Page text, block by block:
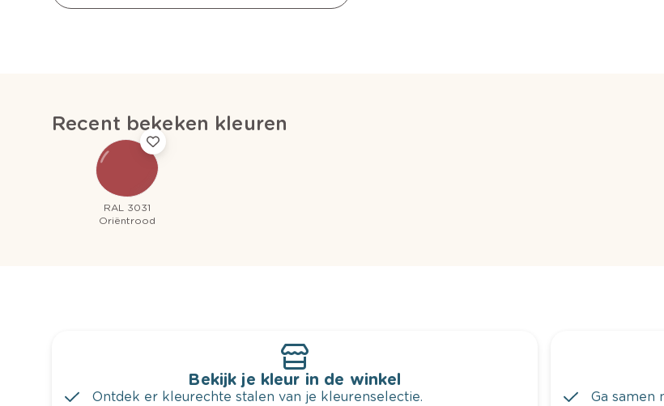
Recent bekeken kleuren
RAL 3031
Oriëntrood
Bekijk je kleur in de winkel
Ontdek er kleurechte stalen van je kleurenselectie.
Ga samen